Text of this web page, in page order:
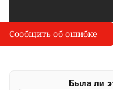
I
Сообщить об опечатке
Выделите фрагмент и
Была ли
Сообщить об ошибке